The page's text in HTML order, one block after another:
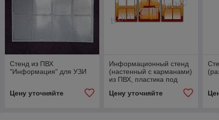
Стенд из ПВХ
"Информация" для УЗИ
Цену уточняйте
Информационный стенд
(настенный с карманами)
из ПВХ, пластика под
Цену уточняйте